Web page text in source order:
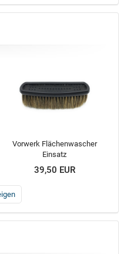
Vorwerk Flächenwascher
Einsatz
39,50 EUR